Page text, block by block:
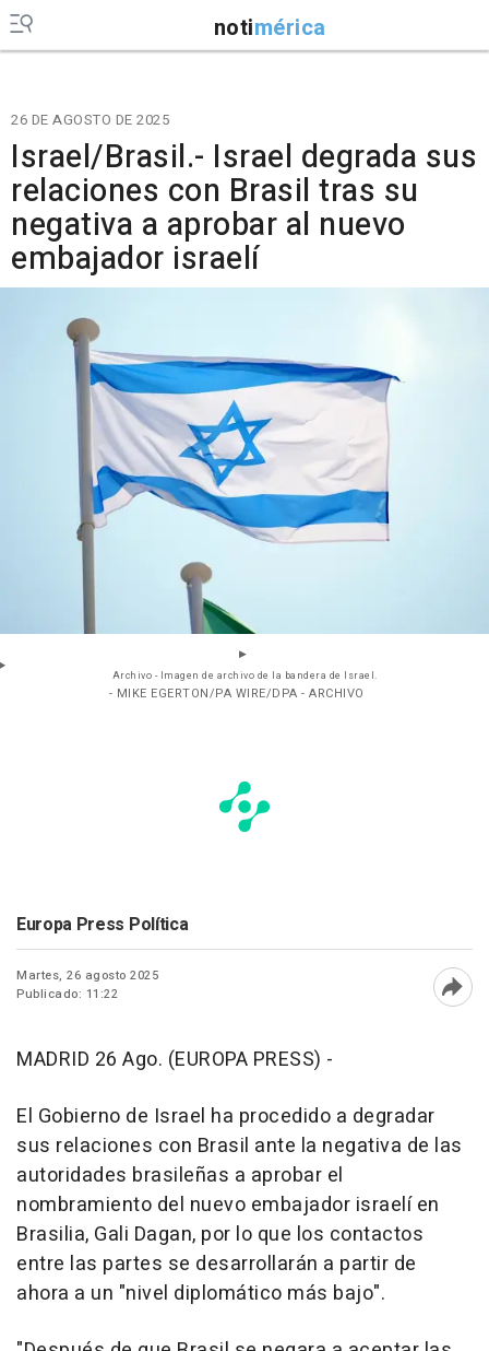
notimérica
26 DE AGOSTO DE 2025
Israel/Brasil.- Israel degrada sus
relaciones con Brasil tras su
negativa a aprobar al nuevo
embajador israelí
Archivo - Imagen de archivo de la bandera de Israel.
- MIKE EGERTON/PA WIRE/DPA - ARCHIVO
Europa Press Política
Martes, 26 agosto 2025
Publicado: 11:22
MADRID 26 Ago. (EUROPA PRESS) -
El Gobierno de Israel ha procedido a degradar
sus relaciones con Brasil ante la negativa de las
autoridades brasileñas a aprobar el
nombramiento del nuevo embajador israelí en
Brasilia, Gali Dagan, por lo que los contactos
entre las partes se desarrollarán a partir de
ahora a un "nivel diplomático más bajo".